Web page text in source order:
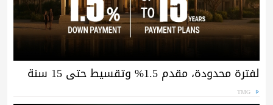
لفترة محدودة، مقدم 1.5% وتقسيط حتى 15 سنة
TMG